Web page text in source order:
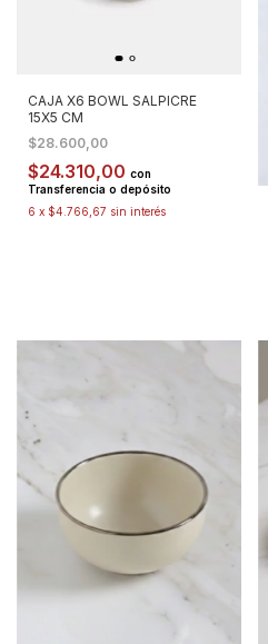
CAJA X6 BOWL SALPICRE
15X5 CM
$28.600,00
$24.310,00 con
Transferencia o depósito
6 x $4.766,67 sin interés